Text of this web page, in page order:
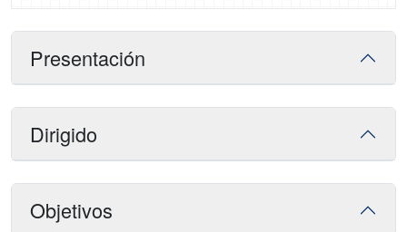
Presentación
Dirigido
Objetivos